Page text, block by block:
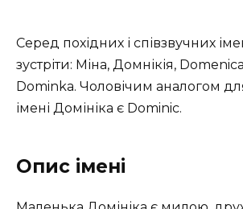
Серед похідних і співзвучних
зустріти: Міна, Домнікія,
Dominka. Чоловічим аналогом
імені Домініка є Dominic.
Опис імені